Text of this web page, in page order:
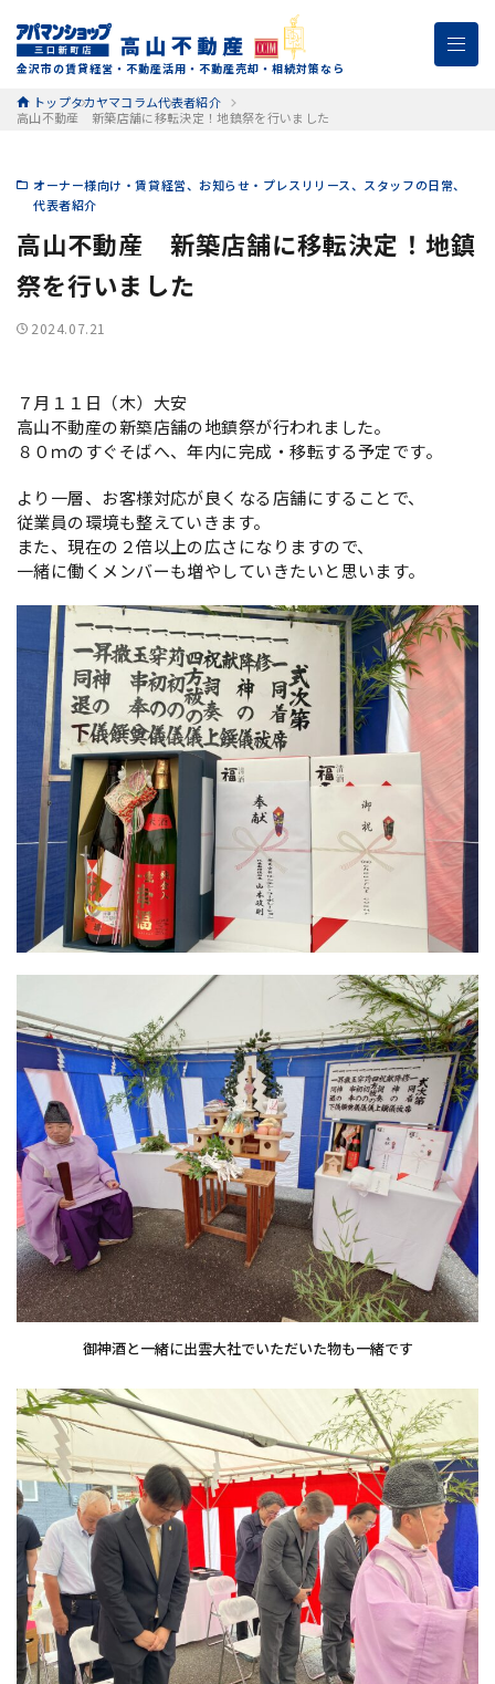
金沢市の賃貸経営・不動産活用・不動産売却・相続対策なら
トップタカヤマコラム代表者紹介
高山不動産 新築店舗に移転決定！地鎮祭を行いました
オーナー様向け・賃貸経営 お知らせ・プレスリリース
スタッフの日常
代表者紹介
高山不動産 新築店舗に移転決定！地鎮
祭を行いました
2024.07.21
７月１１日（木）大安
高山不動産の新築店舗の地鎮祭が行われました。
８０ｍのすぐそばへ、年内に完成・移転する予定です。
より一層、お客様対応が良くなる店舗にすることで、
従業員の環境も整えていきます。
また、現在の２倍以上の広さになりますので、
一緒に働くメンバーも増やしていきたいと思います。
御神酒と一緒に出雲大社でいただいた物も一緒です